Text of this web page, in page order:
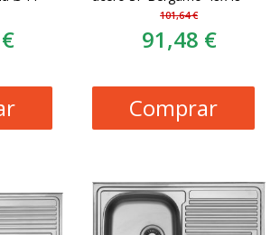
101,64 €
91,48 €
Comprar